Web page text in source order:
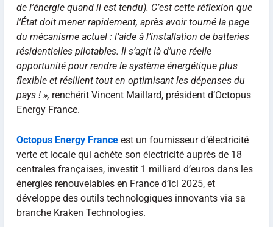
de l’énergie quand il est tendu). C’est cette réflexion que
l’État doit mener rapidement, après avoir tourné la page
du mécanisme actuel : l’aide à l’installation de batteries
résidentielles pilotables. Il s’agit là d’une réelle
opportunité pour rendre le système énergétique plus
flexible et résilient tout en optimisant les dépenses du
pays ! », renchérit Vincent Maillard, président d’Octopus
Energy France.
Octopus Energy Franceest un fournisseur d’électricité
verte et locale qui achète son électricité auprès de 18
centrales françaises, investit 1 milliard d’euros dans les
énergies renouvelables en France d’ici 2025, et
développe des outils technologiques innovants via sa
branche Kraken Technologies.